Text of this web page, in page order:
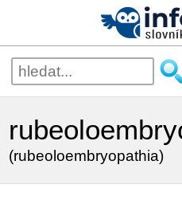
(rubeoloembryopathia)